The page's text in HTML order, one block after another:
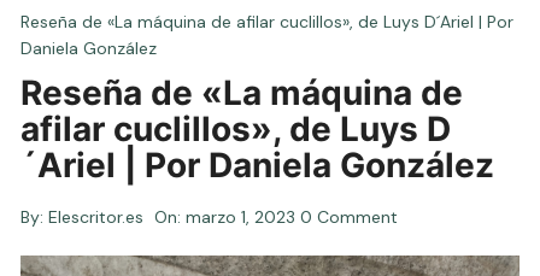
Reseña de «La máquina de afilar cuclillos», de Luys D´Ariel | Por
Daniela González
Reseña de «La máquina de
afilar cuclillos», de Luys D
´Ariel | Por Daniela González
By: Elescritor.es On:marzo 1, 2023 0 Comment